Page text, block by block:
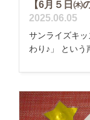
【6月５日㈭
2025.06.05
サンライズキ
わり♪」 という